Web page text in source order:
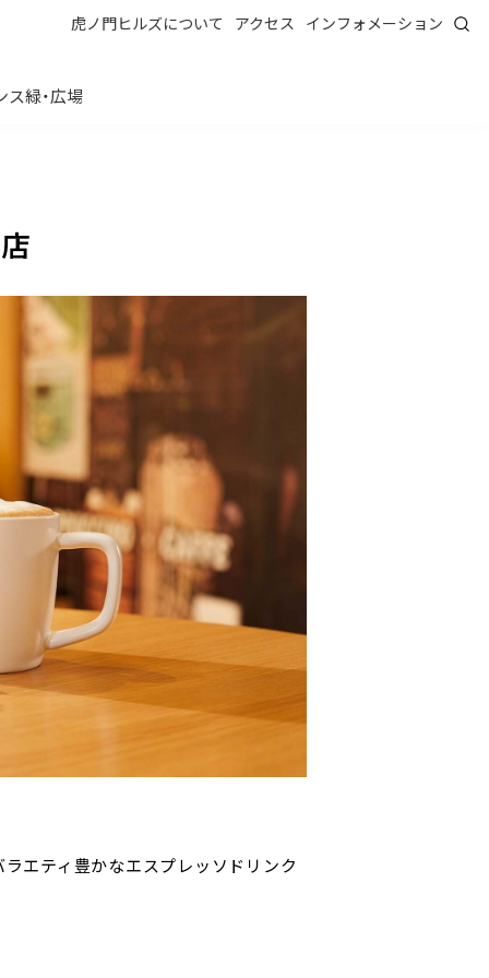
虎ノ門ヒルズについて アクセス インフォメーション
ス緑・広場
エティ豊かなエスプレッソドリンク